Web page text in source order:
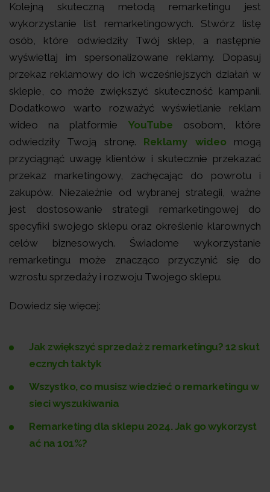
Kolejną skuteczną metodą remarketingu jest
wykorzystanie list remarketingowych. Stwórz listę
osób, które odwiedziły Twój sklep, a następnie
wyświetlaj im spersonalizowane reklamy. Dopasuj
przekaz reklamowy do ich wcześniejszych działań w
sklepie, co może zwiększyć skuteczność kampanii.
Dodatkowo warto rozważyć wyświetlanie reklam
wideo na platformie YouTube osobom, które
odwiedziły Twoją stronę. Reklamy wideo mogą
przyciągnąć uwagę klientów i skutecznie przekazać
przekaz marketingowy, zachęcając do powrotu i
zakupów. Niezależnie od wybranej strategii, ważne
jest dostosowanie strategii remarketingowej do
specyfiki swojego sklepu oraz określenie klarownych
celów biznesowych. Świadome wykorzystanie
remarketingu może znacząco przyczynić się do
wzrostu sprzedaży i rozwoju Twojego sklepu.
Dowiedz się więcej:
Jak zwiększyć sprzedaż z remarketingu? 12 skut
ecznych taktyk
Wszystko, co musisz wiedzieć o remarketingu w
sieci wyszukiwania
Remarketing dla sklepu 2024. Jak go wykorzyst
ać na 101%?